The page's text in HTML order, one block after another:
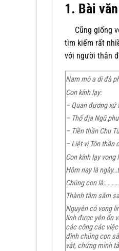
1. Bài
Cũng giống
tìm kiếm rất
với người thân
Nam mô a di đà
Con kính lạy:
– Quan đương xứ
– Thổ địa Ngũ
– Tiền thần Chu
– Liệt vị Tôn thần
Con kính lạy vong
Hôm nay là
Chúng con
Thành tâm sắm
Nguyên có vong
linh được yên ổn
các công các
đình chúng con
vật, chứng minh